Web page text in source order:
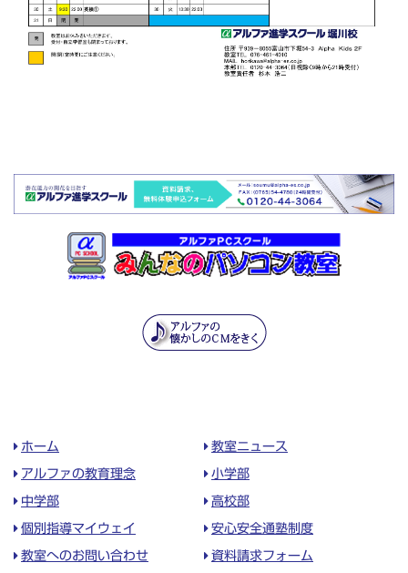
ホーム 教室ニュース
アルファの教育理念 小学部
中学部 高校部
個別指導マイウェイ 安心安全通塾制度
教室へのお問い合わせ 資料請求フォーム